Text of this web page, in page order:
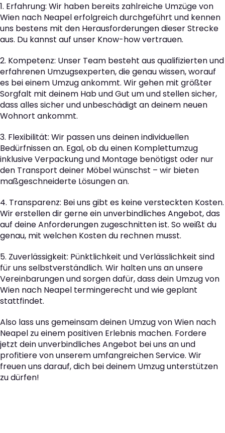
1. Erfahrung: Wir haben bereits zahlreiche Umzüge von
Wien nach Neapel erfolgreich durchgeführt und kennen
uns bestens mit den Herausforderungen dieser Strecke
aus. Du kannst auf unser Know-how vertrauen.
2. Kompetenz: Unser Team besteht aus qualifizierten und
erfahrenen Umzugsexperten, die genau wissen, worauf
es bei einem Umzug ankommt. Wir gehen mit größter
Sorgfalt mit deinem Hab und Gut um und stellen sicher,
dass alles sicher und unbeschädigt an deinem neuen
Wohnort ankommt.
3. Flexibilität: Wir passen uns deinen individuellen
Bedürfnissen an. Egal, ob du einen Komplettumzug
inklusive Verpackung und Montage benötigst oder nur
den Transport deiner Möbel wünschst – wir bieten
maßgeschneiderte Lösungen an.
4. Transparenz: Bei uns gibt es keine versteckten Kosten.
Wir erstellen dir gerne ein unverbindliches Angebot, das
auf deine Anforderungen zugeschnitten ist. So weißt du
genau, mit welchen Kosten du rechnen musst.
5. Zuverlässigkeit: Pünktlichkeit und Verlässlichkeit sind
für uns selbstverständlich. Wir halten uns an unsere
Vereinbarungen und sorgen dafür, dass dein Umzug von
Wien nach Neapel termingerecht und wie geplant
stattfindet.
Also lass uns gemeinsam deinen Umzug von Wien nach
Neapel zu einem positiven Erlebnis machen. Fordere
jetzt dein unverbindliches Angebot bei uns an und
profitiere von unserem umfangreichen Service. Wir
freuen uns darauf, dich bei deinem Umzug unterstützen
zu dürfen!